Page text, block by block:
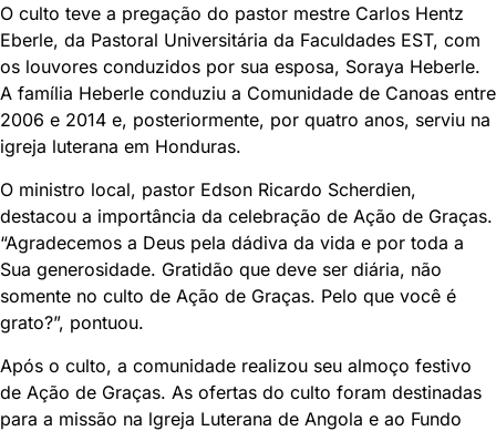
O culto teve a pregação do pastor mestre Carlos Hentz
Eberle, da Pastoral Universitária da Faculdades EST, com
os louvores conduzidos por sua esposa, Soraya Heberle.
A família Heberle conduziu a Comunidade de Canoas entre
2006 e 2014 e, posteriormente, por quatro anos, serviu na
igreja luterana em Honduras.
O ministro local, pastor Edson Ricardo Scherdien,
destacou a importância da celebração de Ação de Graças.
“Agradecemos a Deus pela dádiva da vida e por toda a
Sua generosidade. Gratidão que deve ser diária, não
somente no culto de Ação de Graças. Pelo que você é
grato?”, pontuou.
Após o culto, a comunidade realizou seu almoço festivo
de Ação de Graças. As ofertas do culto foram destinadas
para a missão na lgreja Luterana de Angola e ao Fundo